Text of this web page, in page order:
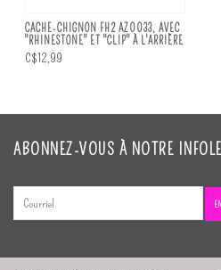
CACHE-CHIGNON FH2 AZ0033, AVEC
"RHINESTONE" ET "CLIP" À L'ARRIÈRE
C$12,99
ABONNEZ-VOUS À NOTRE